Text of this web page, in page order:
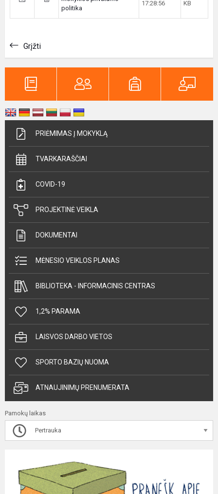
politika
17:28:56 KB
Grįžti
PRIĖMIMAS Į MOKYKLĄ
TVARKARAŠČIAI
COVID-19
PROJEKTINĖ VEIKLA
DOKUMENTAI
MĖNESIO VEIKLOS PLANAS
BIBLIOTEKA - INFORMACINIS CENTRAS
1,2% PARAMA
LAISVOS DARBO VIETOS
SPORTO BAZIŲ NUOMA
ATNAUJINIMŲ PRENUMERATA
Pamokų laikas
Pertrauka